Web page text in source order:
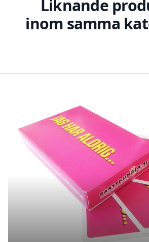
Liknande
inom samma